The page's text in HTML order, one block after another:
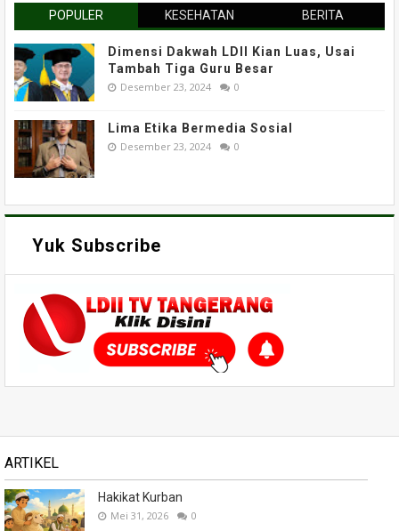
POPULER KESEHATAN BERITA
Dimensi Dakwah LDII Kian Luas, Usai
Tambah Tiga Guru Besar
Desember 23, 2024 0
Lima Etika Bermedia Sosial
Desember 23, 2024 0
Yuk Subscribe
ARTIKEL
Hakikat Kurban
Mei 31, 2026 0